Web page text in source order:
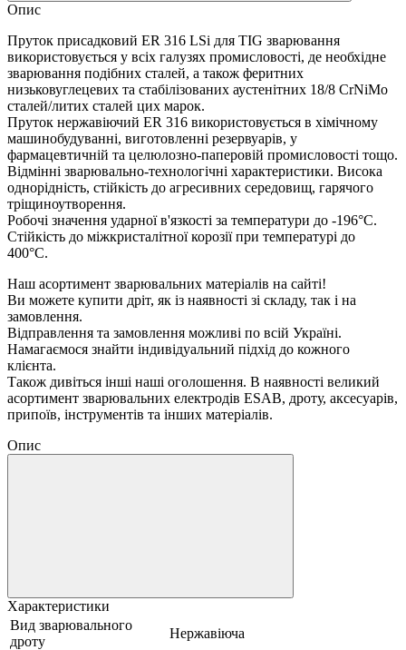
Опис
Пруток присадковий ER 316 LSi для TIG зварювання
використовується у всіх галузях промисловості, де необхідне
зварювання подібних сталей, а також феритних
низьковуглецевих та стабілізованих аустенітних 18/8 CrNiMo
сталей/литих сталей цих марок.
Пруток нержавіючий ER 316 використовується в хімічному
машинобудуванні, виготовленні резервуарів, у
фармацевтичній та целюлозно-паперовій промисловості тощо.
Відмінні зварювально-технологічні характеристики. Висока
однорідність, стійкість до агресивних середовищ, гарячого
тріщиноутворення.
Робочі значення ударної в'язкості за температури до -196°С.
Стійкість до міжкристалітної корозії при температурі до
400°С.
Наш асортимент зварювальних матеріалів на сайті!
Ви можете купити дріт, як із наявності зі складу, так і на
замовлення.
Відправлення та замовлення можливі по всій Україні.
Намагаємося знайти індивідуальний підхід до кожного
клієнта.
Також дивіться інші наші оголошення. В наявності великий
асортимент зварювальних електродів ESAB, дроту, аксесуарів,
припоїв, інструментів та інших матеріалів.
Опис
Характеристики
Вид зварювального
дроту
Нержавіюча